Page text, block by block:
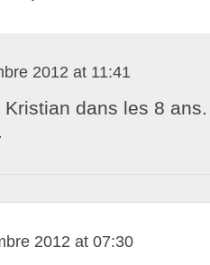
2012 at 11:41
dans les 8 ans.
2012 at 07:30